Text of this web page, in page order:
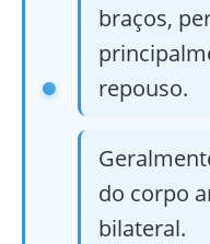
braços,
repouso.
do corpo
bilateral.